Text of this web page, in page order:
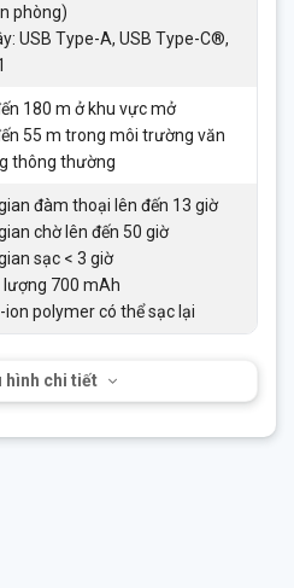
phòng)
USB Type-A, USB Type-C®,
180 m ở khu vực mở
55 m trong môi trường văn
thông thường
đàm thoại lên đến 13 giờ
chờ lên đến 50 giờ
sạc < 3 giờ
lượng 700 mAh
ion polymer có thể sạc lại
hình chi tiết